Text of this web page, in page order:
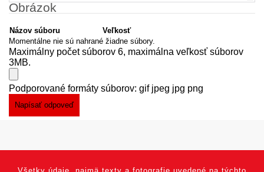
Obrázok
Názov súboru
Veľkosť
Momentálne nie sú nahrané žiadne súbory.
Maximálny počet súborov 6, maximálna veľkosť súborov
3MB.
Podporované formáty súborov: gif jpeg jpg png